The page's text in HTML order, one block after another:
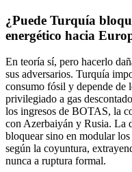
¿Puede Turquía
energético hacia
En teoría sí, pero hacerlo
sus adversarios. Turquía
consumo fósil y depende de
privilegiado a gas
los ingresos de BOTAS, la
con Azerbaiyán y Rusia. La
bloquear sino en modular
según la coyuntura,
nunca a ruptura formal.